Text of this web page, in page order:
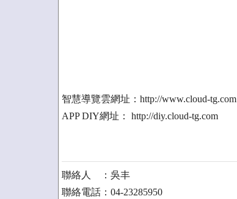
智慧導覽雲網址：http://www.cloud-tg.com
APP DIY網址： http://diy.cloud-tg.com
聯絡人 ：吳丰
聯絡電話：04-23285950